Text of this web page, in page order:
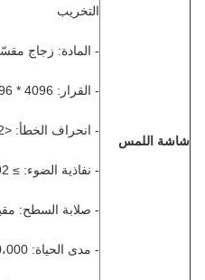
شاشة اللمس
التخريب
- المادة: زجاج
- القرار: 4096 * 4096
- انحراف الخطأ: <2 مم
- نفاذية الضوء: ≥ 92٪
- صلابة السطح: مقياس
- مدى الحياة: 50،000،000 مرة في مكان واحد